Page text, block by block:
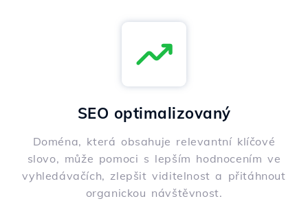
SEO optimalizovaný
Doména, která obsahuje relevantní klíčové
slovo, může pomoci s lepším hodnocením ve
vyhledávačích, zlepšit viditelnost a přitáhnout
organickou návštěvnost.